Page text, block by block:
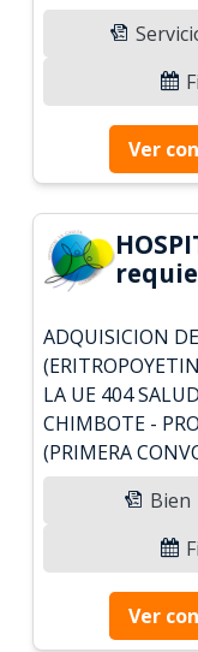
Ver
ADQUISICION
LA UE 404
CHIMBOTE -
(PRIMERA
Bien
Ver